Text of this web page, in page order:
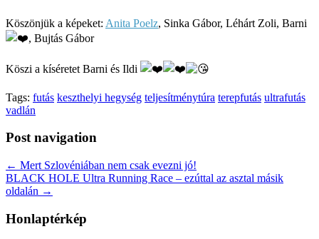
Köszönjük a képeket: Anita Poelz, Sinka Gábor, Léhárt Zoli, Barni
, Bujtás Gábor
Köszi a kíséretet Barni és Ildi
Tags: futás keszthelyi hegység teljesítménytúra terepfutás ultrafutás
vadlán
Post navigation
← Mert Szlovéniában nem csak evezni jó!
BLACK HOLE Ultra Running Race – ezúttal az asztal másik
oldalán →
Honlaptérkép